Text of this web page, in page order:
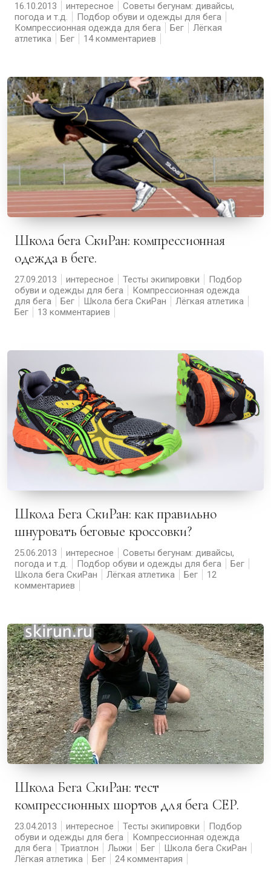
16.10.2013 интересное
Советы бегунам: дивайсы,
погода и т.д.
Подбор обуви и одежды для бега
Компрессионная одежда для бега
Бег
Лёгкая
атлетика
Бег 14 комментариев
Школа бега СкиРан: компрессионная
одежда в беге.
27.09.2013 интересное Тесты экипировки
Подбор
обуви и одежды для бега
Компрессионная одежда
для бега
Бег Школа бега СкиРан
Лёгкая атлетика
Бег
13 комментариев
Школа Бега СкиРан: как правильно
шнуровать беговые кроссовки?
25.06.2013 интересное
Советы бегунам: дивайсы,
погода и т.д.
Подбор обуви и одежды для бега
Бег
Школа бега СкиРан
Лёгкая атлетика Бег
12
комментариев
Школа Бега СкиРан: тест
компрессионных шортов для бега CEP.
23.04.2013 интересное Тесты экипировки
Подбор
обуви и одежды для бега
Компрессионная одежда
для бега
Триатлон Лыжи Бег
Школа бега СкиРан
Лёгкая атлетика
Бег 24 комментария